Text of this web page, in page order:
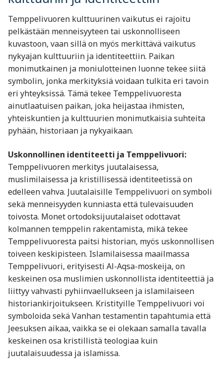
Temppelivuoren kulttuurinen vaikutus ei rajoitu
pelkästään menneisyyteen tai uskonnolliseen
kuvastoon, vaan sillä on myös merkittävä vaikutus
nykyajan kulttuuriin ja identiteettiin. Paikan
monimutkainen ja moniulotteinen luonne tekee siitä
symbolin, jonka merkityksiä voidaan tulkita eri tavoin
eri yhteyksissä. Tämä tekee Temppelivuoresta
ainutlaatuisen paikan, joka heijastaa ihmisten,
yhteiskuntien ja kulttuurien monimutkaisia suhteita
pyhään, historiaan ja nykyaikaan.
Uskonnollinen identiteetti ja Temppelivuori:
Temppelivuoren merkitys juutalaisessa,
muslimilaisessa ja kristillisessä identiteetissä on
edelleen vahva. Juutalaisille Temppelivuori on symboli
sekä menneisyyden kunniasta että tulevaisuuden
toivosta. Monet ortodoksijuutalaiset odottavat
kolmannen temppelin rakentamista, mikä tekee
Temppelivuoresta paitsi historian, myös uskonnollisen
toiveen keskipisteen. Islamilaisessa maailmassa
Temppelivuori, erityisesti Al-Aqsa-moskeija, on
keskeinen osa muslimien uskonnollista identiteettiä ja
liittyy vahvasti pyhiinvaellukseen ja islamilaiseen
historiankirjoitukseen. Kristityille Temppelivuori voi
symboloida sekä Vanhan testamentin tapahtumia että
Jeesuksen aikaa, vaikka se ei olekaan samalla tavalla
keskeinen osa kristillistä teologiaa kuin
juutalaisuudessa ja islamissa.